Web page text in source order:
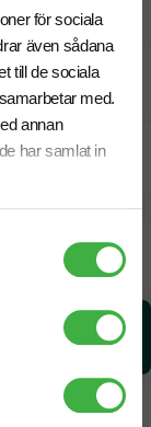
för sociala
även sådana
till de sociala
med.
annan
har samlat in
8 arbetsdagar